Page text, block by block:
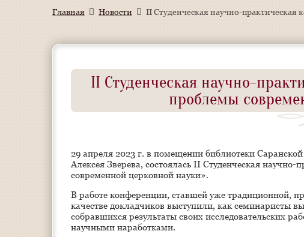
Главная Новости II Студенческая научно-
II Студенческая научно-
проблемы
29 апреля 2023 г. в помещении библиотеки
Алексея Зверева, состоялась II Студенческая
современной церковной науки».
В работе конференции, ставшей уже традиционной,
качестве докладчиков выступили, как семинаристы
собравшихся результаты своих исследовательских
научными наработками.